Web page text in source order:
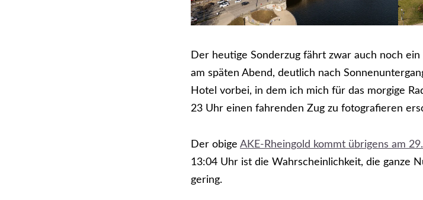
Der heutige Sonderzug fährt zwar auch noch
am späten Abend, deutlich nach
Hotel vorbei, in dem ich mich für das morgige
23 Uhr einen fahrenden Zug zu fotografieren
Der obige AKE-Rheingold kommt übrigens am
13:04 Uhr ist die Wahrscheinlichkeit, die ganze
gering.